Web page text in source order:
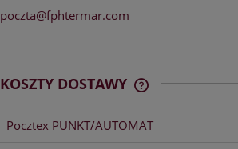
poczta@fphtermar.com
KOSZTY DOSTAWY
CENA NIE
Pocztex PUNKT/AUTOMAT